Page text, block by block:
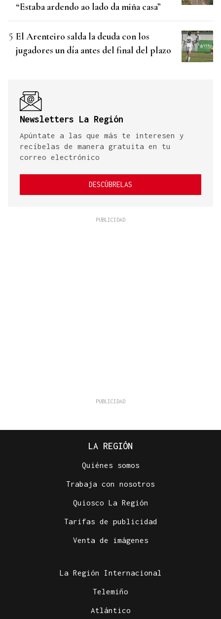
“Estaba ardendo ao lado da miña casa”
El Arenteiro salda la deuda con los
jugadores un día antes del final del plazo
Newsletters La Región
Apúntate a las que más te interesen y
recíbelas de manera gratuita en tu
correo electrónico
DESCÚBRELAS
LA REGIÓN
Quiénes somos
Trabaja con nosotros
Quiosco La Región
Tarifas de publicidad
Venta de imágenes
La Región Internacional
Telemiño
Atlántico